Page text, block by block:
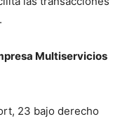
Multiservicios
23 bajo derecho